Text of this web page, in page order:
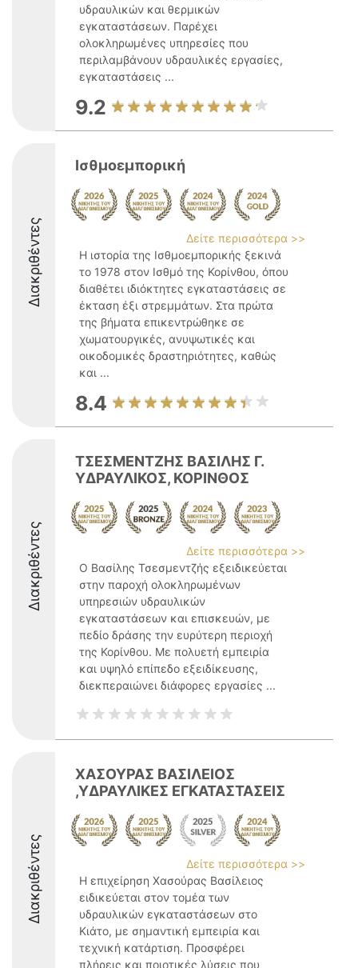
υδραυλικών και θερμικών
εγκαταστάσεων. Παρέχει
ολοκληρωμένες υπηρεσίες που
περιλαμβάνουν υδραυλικές εργασίες,
εγκαταστάσεις ...
9.2
Διακριθέντες
Ισθμοεμπορική
Δείτε περισσότερα >>
Η ιστορία της Ισθμοεμπορικής ξεκινά
το 1978 στον Ισθμό της Κορίνθου, όπου
διαθέτει ιδιόκτητες εγκαταστάσεις σε
έκταση έξι στρεμμάτων. Στα πρώτα
της βήματα επικεντρώθηκε σε
χωματουργικές, ανυψωτικές και
οικοδομικές δραστηριότητες, καθώς
και ...
8.4
Διακριθέντες
ΤΣΕΣΜΕΝΤΖΗΣ ΒΑΣΙΛΗΣ Γ.
ΥΔΡΑΥΛΙΚΟΣ, ΚΟΡΙΝΘΟΣ
Δείτε περισσότερα >>
Ο Βασίλης Τσεσμεντζής εξειδικεύεται
στην παροχή ολοκληρωμένων
υπηρεσιών υδραυλικών
εγκαταστάσεων και επισκευών, με
πεδίο δράσης την ευρύτερη περιοχή
της Κορίνθου. Με πολυετή εμπειρία
και υψηλό επίπεδο εξειδίκευσης,
διεκπεραιώνει διάφορες εργασίες ...
Διακριθέντες
ΧΑΣΟΥΡΑΣ ΒΑΣΙΛΕΙΟΣ
,ΥΔΡΑΥΛΙΚΕΣ ΕΓΚΑΤΑΣΤΑΣΕΙΣ
Δείτε περισσότερα >>
Η επιχείρηση Χασούρας Βασίλειος
ειδικεύεται στον τομέα των
υδραυλικών εγκαταστάσεων στο
Κιάτο, με σημαντική εμπειρία και
τεχνική κατάρτιση. Προσφέρει
πλήρεις και ποιοτικές λύσεις που